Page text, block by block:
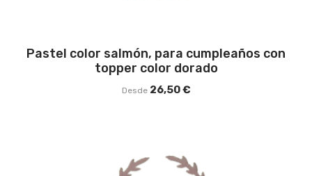
Pastel color salmón, para cumpleaños con
topper color dorado
Desde 26,50€